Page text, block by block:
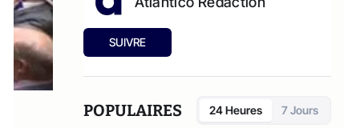
SUIVRE
POPULAIRES 24 Heures 7 Jours